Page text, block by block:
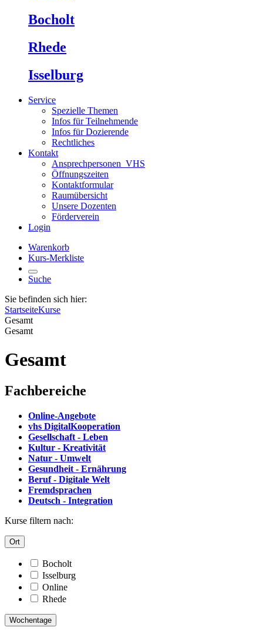
Bocholt
Rhede
Isselburg
Service
Spezielle Themen
Infos für Teilnehmende
Infos für Dozierende
Rechtliches
Kontakt
Ansprechpersonen_VHS
Öffnungszeiten
Kontaktformular
Raumübersicht
Unsere Dozenten
Förderverein
Login
Warenkorb
Kurs-Merkliste
Suche
Sie befinden sich hier:
StartseiteKurse
Gesamt
Gesamt
Gesamt
Fachbereiche
Online-Angebote
vhs DigitalKooperation
Gesellschaft - Leben
Kultur - Kreativität
Natur - Umwelt
Gesundheit - Ernährung
Beruf - Digitale Welt
Fremdsprachen
Deutsch - Integration
Kurse filtern nach:
Ort
Bocholt
Isselburg
Online
Rhede
Wochentage